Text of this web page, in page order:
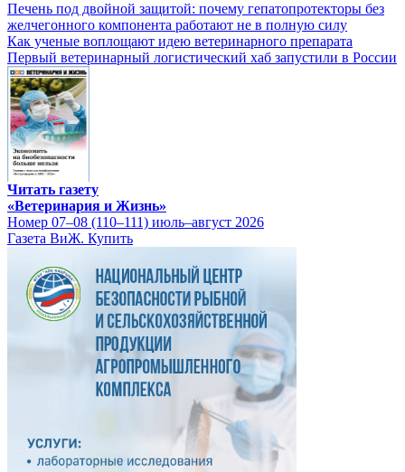
Печень под двойной защитой: почему гепатопротекторы без
желчегонного компонента работают не в полную силу
Как ученые воплощают идею ветеринарного препарата
Первый ветеринарный логистический хаб запустили в России
Читать газету
«Ветеринария и Жизнь»
Номер 07–08 (110–111) июль–август 2026
Газета ВиЖ. Купить